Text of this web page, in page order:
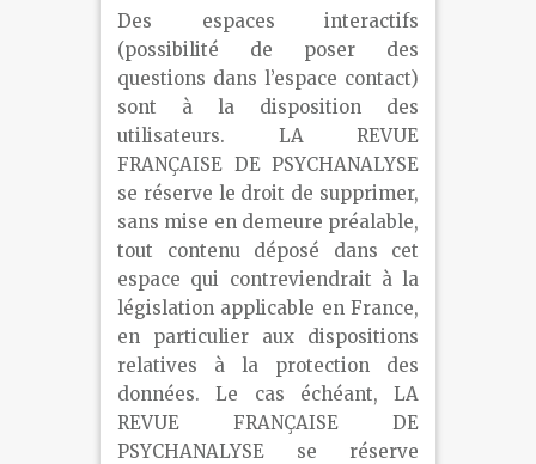
Des espaces interactifs
(possibilité de poser des
questions dans l’espace contact)
sont à la disposition des
utilisateurs. LA REVUE
FRANÇAISE DE PSYCHANALYSE
se réserve le droit de supprimer,
sans mise en demeure préalable,
tout contenu déposé dans cet
espace qui contreviendrait à la
législation applicable en France,
en particulier aux dispositions
relatives à la protection des
données. Le cas échéant, LA
REVUE FRANÇAISE DE
PSYCHANALYSE se réserve